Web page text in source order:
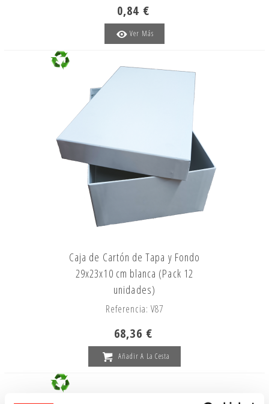
0,84 €
Ver Más
Caja de Cartón de Tapa y Fondo
29x23x10 cm blanca (Pack 12
unidades)
Referencia: V87
68,36 €
Añadir A La Cesta